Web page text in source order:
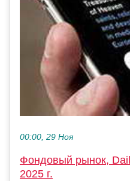
00:00, 29 Ноя
Фондовый рынок,
2025 г.